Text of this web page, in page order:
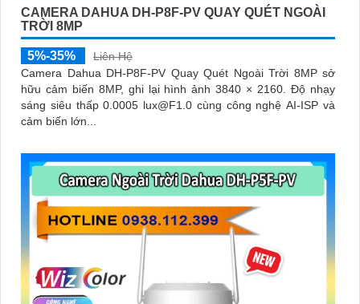
CAMERA DAHUA DH-P8F-PV QUAY QUÉT NGOÀI
TRỜI 8MP
5%-35%
Liên Hệ
Camera Dahua DH-P8F-PV Quay Quét Ngoài Trời 8MP sở
hữu cảm biến 8MP, ghi lại hình ảnh 3840 × 2160. Độ nhạy
sáng siêu thấp 0.0005 lux@F1.0 cùng công nghệ AI-ISP và
cảm biến lớn...